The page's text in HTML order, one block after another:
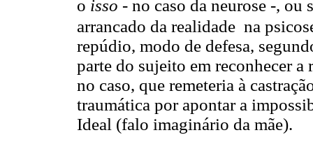
o isso - no caso da neurose -,
arrancado da realidade na
repúdio, modo de defesa,
parte do sujeito em reconhecer a
no caso, que remeteria à
traumática por apontar a
Ideal (falo imaginário da mãe).